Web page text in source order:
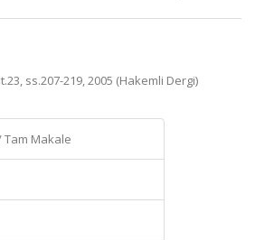
ss.207-219, 2005 (Hakemli Dergi)
Tam Makale